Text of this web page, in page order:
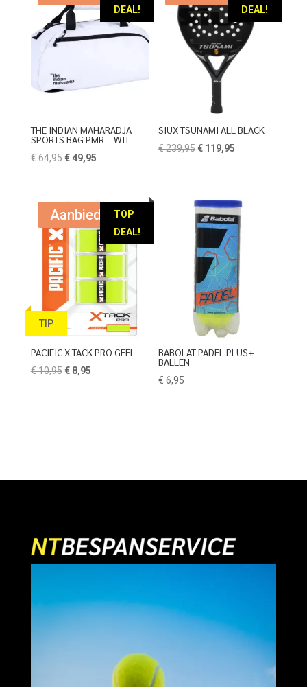
DEAL!
THE INDIAN MAHARADJA
SPORTS BAG PMR – WIT
€64,95 Oorspronkelijke
€ 64,95.
€49,95Huidige
€ 49,95.
DEAL!
SIUX TSUNAMI ALL BLACK
€239,95Oorspronkelijke
€ 239,95.
€ 119,95
€ 119,95.
TOP
DEAL!
TIP
Aanbieding!
PACIFIC X TACK PRO GEEL
€10,95 Oorspronkelijke
€8,95Huidige
BABOLAT PADEL PLUS+
BALLEN
€ 6,95